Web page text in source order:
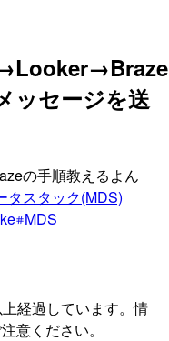
ッセージを送
の手順教えるよん
タスタック(MDS)
MDS
経過しています。情
意ください。